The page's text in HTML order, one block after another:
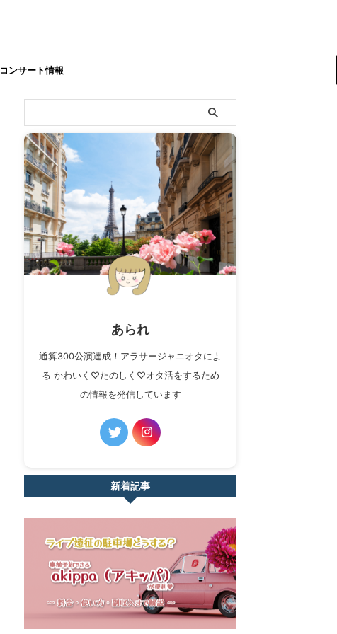
コンサート情報
あられ
通算300公演達成！アラサージャニオタによ
る かわいく♡たのしく♡オタ活をするため
の情報を発信しています
新着記事